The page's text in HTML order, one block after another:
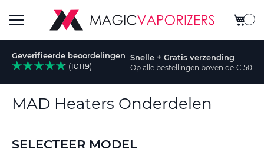
Nav
Geverifieerde beoordelingen
(10119)
Snelle + Gratis verzending
Op alle bestellingen boven de € 50
MAD Heaters Onderdelen
SELECTEER MODEL